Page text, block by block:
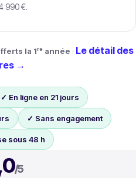
990 €.
la 1ʳᵉ année · Le détail des
→
✓ En ligne en 21 jours
✓ Sans engagement
sous 48 h
/5